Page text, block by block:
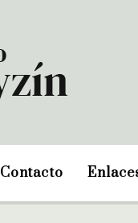
Contacto